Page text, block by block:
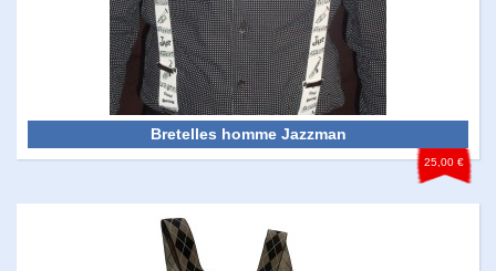
Bretelles homme Jazzman
25,00 €